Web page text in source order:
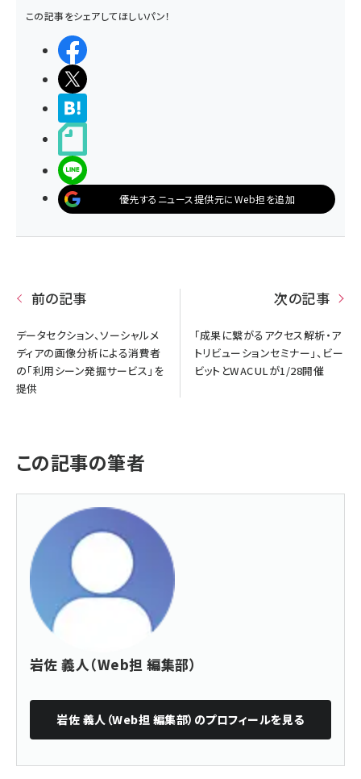
この記事をシェアしてほしいパン！
優先するニュース提供元にWeb担を追加
前の記事
データセクション、ソーシャルメ
ディアの画像分析による消費者
の「利用シーン発掘サービス」を
提供
次の記事
「成果に繋がるアクセス解析・ア
トリビューションセミナー」、ビー
ビットとWACULが1/28開催
この記事の筆者
岩佐 義人（Web担 編集部）
岩佐 義人（Web担 編集部） のプロフィールを見る